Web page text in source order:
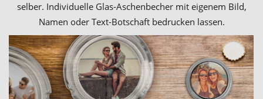
selber. Individuelle Glas-Aschenbecher mit eigenem Bild,
Namen oder Text-Botschaft bedrucken lassen.